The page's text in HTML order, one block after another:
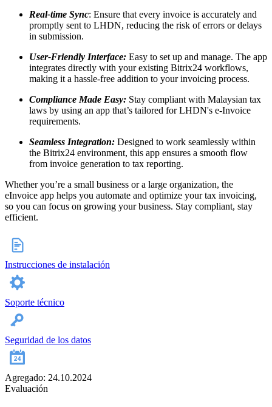
Real-time Sync: Ensure that every invoice is accurately and
promptly sent to LHDN, reducing the risk of errors or delays
in submission.
User-Friendly Interface: Easy to set up and manage. The app
integrates directly with your existing Bitrix24 workflows,
making it a hassle-free addition to your invoicing process.
Compliance Made Easy: Stay compliant with Malaysian tax
laws by using an app that’s tailored for LHDN's e-Invoice
requirements.
Seamless Integration: Designed to work seamlessly within
the Bitrix24 environment, this app ensures a smooth flow
from invoice generation to tax reporting.
Whether you’re a small business or a large organization, the
eInvoice app helps you automate and optimize your tax invoicing,
so you can focus on growing your business. Stay compliant, stay
efficient.
Instrucciones de instalación
Soporte técnico
Seguridad de los datos
Agregado: 24.10.2024
Evaluación